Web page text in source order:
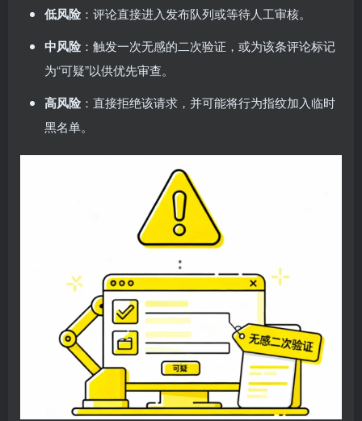
低风险 ：评论直接进入发布队列或等待人工审核。
中风险 ：触发一次无感的二次验证，或为该条评论标记
为“可疑”以供优先审查。
高风险 ：直接拒绝该请求，并可能将行为指纹加入临时
黑名单。